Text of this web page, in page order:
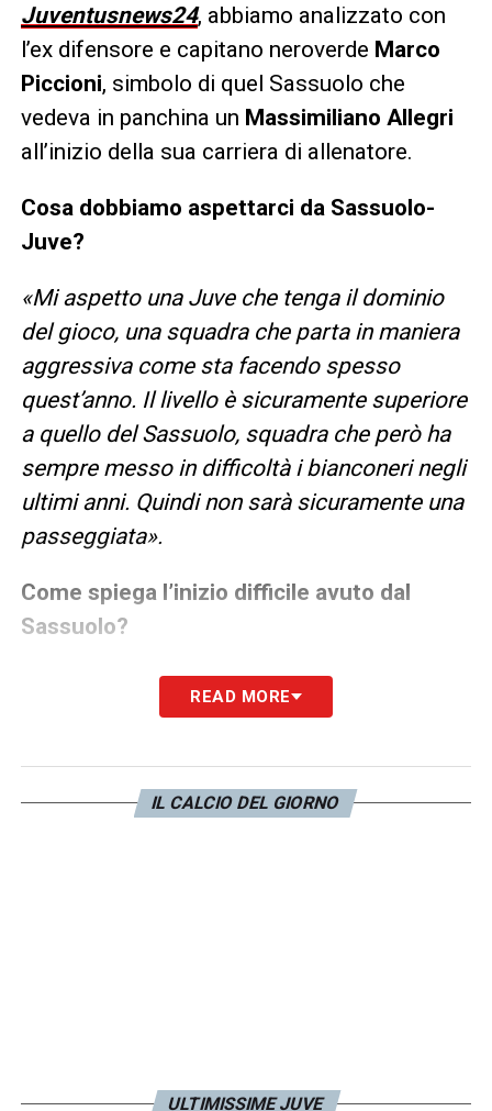
Juventusnews24, abbiamo analizzato con
l’ex difensore e capitano neroverde Marco
Piccioni, simbolo di quel Sassuolo che
vedeva in panchina un Massimiliano Allegri
all’inizio della sua carriera di allenatore.
Cosa dobbiamo aspettarci da Sassuolo-
Juve?
«Mi aspetto una Juve che tenga il dominio
del gioco, una squadra che parta in maniera
aggressiva come sta facendo spesso
quest’anno. Il livello è sicuramente superiore
a quello del Sassuolo, squadra che però ha
sempre messo in difficoltà i bianconeri negli
ultimi anni. Quindi non sarà sicuramente una
passeggiata».
Come spiega l’inizio difficile avuto dal
Sassuolo?
«In primis consideriamo che Berardi ha
saltato le prime due e senza lui il Sassuolo è
devono però crescere. E’ una società
competitiva che nel corso dell’anno farà i
READ MORE
IL CALCIO DEL GIORNO
ULTIMISSIME JUVE